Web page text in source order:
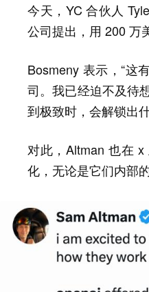
今天，YC 合伙人
公司提出，用 200 万
Bosmeny 表示，“这
司。我已经迫不及待
到极致时，会解锁出
对此，Altman 也在
化，无论是它们内部